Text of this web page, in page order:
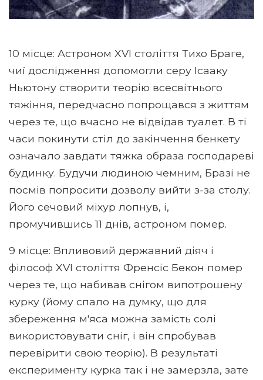
10 місце: Астроном XVI століття Тихо Браге,
чиї дослідження допомогли серу Ісааку
Ньютону створити теорію всесвітнього
тяжіння, передчасно попрощався з життям
через те, що вчасно не відвідав туалет. В ті
часи покинути стіл до закінчення бенкету
означало завдати тяжка образа господареві
будинку. Будучи людиною чемним, Бразі не
посмів попросити дозволу вийти з-за столу.
Його сечовий міхур лопнув, і,
промучившись 11 днів, астроном помер.
9 місце: Впливовий державний діяч і
філософ XVI століття Френсіс Бекон помер
через те, що набивав снігом випотрошену
курку (йому спало на думку, що для
збереження м'яса можна замість солі
використовувати сніг, і він спробував
перевірити свою теорію). В результаті
експерименту курка так і не замерзла, зате